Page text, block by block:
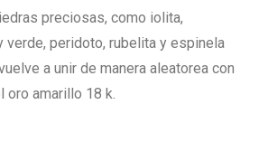
preciosas, como iolita,
verde, peridoto, rubelita y espinela
a unir de manera aleatorea con
oro amarillo 18 k.